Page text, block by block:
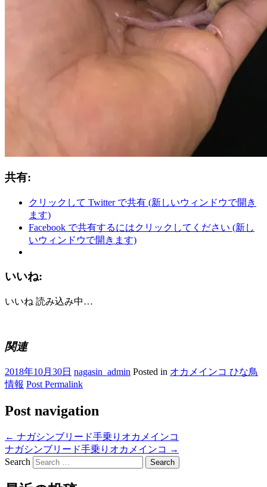
共有:
クリックして Twitter で共有 (新しいウィンドウで開き
ます)
Facebook で共有するにはクリックしてください (新し
いウィンドウで開きます)
いいね:
いいね 読み込み中…
関連
2018年10月30日 nagasin_admin Posted in オカメインコ ひな鳥
情報 Post Permalink
Post navigation
← ナガシンブリード手乗りオカメインコ
ナガシンブリード手乗りオカメインコ →
Search